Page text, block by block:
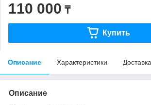
110 000 ₸
Купить
Описание Характеристики Доставка
Описание